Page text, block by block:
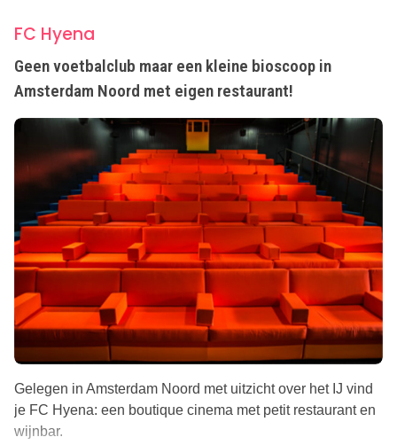
FC Hyena
Geen voetbalclub maar een kleine bioscoop in
Amsterdam Noord met eigen restaurant!
Gelegen in Amsterdam Noord met uitzicht over het IJ vind
je FC Hyena: een boutique cinema met petit restaurant en
wijnbar.